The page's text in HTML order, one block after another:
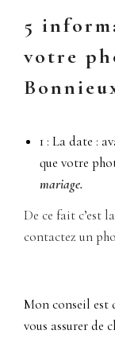
5
votre
1 : La date :
que votre
mariage.
De ce fait c’est
contactez un
Mon conseil est
vous assurer de